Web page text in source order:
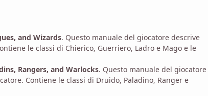
and Wizards. Questo manuale del giocatore descrive
le classi di Chierico, Guerriero, Ladro e Mago e le
Rangers, and Warlocks. Questo manuale del giocatore
Contiene le classi di Druido, Paladino, Ranger e